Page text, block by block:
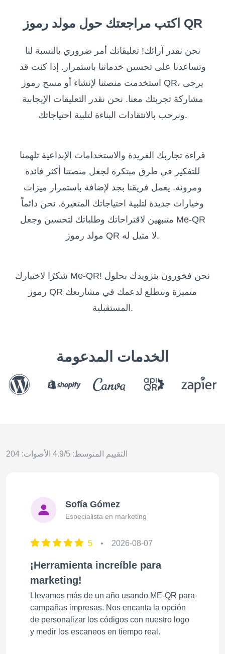
اكتب مراجعتك حول مولد رموز QR
نحن نقدر آرائك! تعليقاتك أمر ضروري بالنسبة لنا
وتساعدنا على تحسين خدماتنا باستمرار. إذا كنت قد
استخدمت منصتنا لإنشاء أو مسح رموز QR، يرجى
مشاركة تجربتك معنا. نحن نقدر التعليقات الإيجابية
ونرحب بالانتقادات البناءة لتلبية احتياجاتك.
قراءة تجاربك الفريدة والاستخدامات الإبداعية تلهمنا
للتفكير في طرق مبتكرة لجعل منصتنا أكثر فائدة
ومرونة. يعمل فريقنا بجد لإضافة باستمرار ميزات
وخيارات جديدة لتلبية احتياجاتك المتغيرة. نحن دائماً
متنبهين لاقتراحاتك وطلباتك لتحسين وجعل Me-QR
مولد رموز QR لا مثيل له.
شكرًا لاختيارك Me-QR! نحن فخورون بتزويدك بحلول
رموز QR متميزة ونتطلع لدعمك في مشاريعك
المستقبلية.
الخدمات المدعومة
التقييم المتوسط: 4.9/5 الأصوات: 204
Sofía Gómez
Especialista en marketing
5 • 2026-08-07
¡Herramienta increíble para
marketing!
Llevamos más de un año usando ME-QR para
campañas impresas. Nos encanta la opción
de personalizar los códigos con nuestro logo
y medir los escaneos en tiempo real.